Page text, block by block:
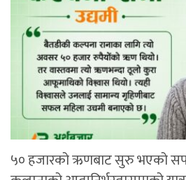
५० हजारको ऋणबाट सुरु भएको